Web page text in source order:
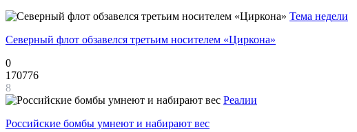
Тема недели
Северный флот обзавелся третьим носителем «Циркона»
0
170776
8
Реалии
Российские бомбы умнеют и набирают вес